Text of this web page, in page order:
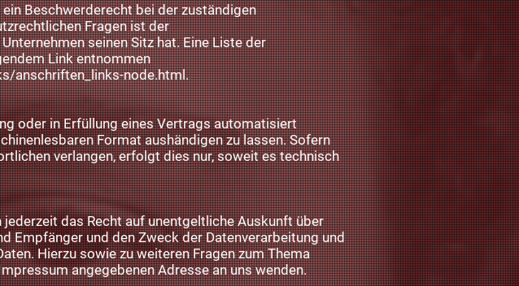
Beschwerderecht bei der zuständigen
Fragen ist der
seinen Sitz hat. Eine Liste der
Link entnommen
anschriften_links-node.html.
oder in Erfüllung eines Vertrags automatisiert
Format aushändigen zu lassen. Sofern
verlangen, erfolgt dies nur, soweit es technisch
das Recht auf unentgeltliche Auskunft über
Empfänger und den Zweck der Datenverarbeitung und
Hierzu sowie zu weiteren Fragen zum Thema
angegebenen Adresse an uns wenden.